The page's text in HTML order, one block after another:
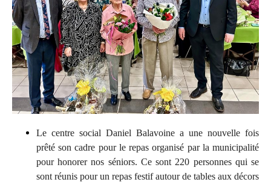
Le centre social Daniel Balavoine a une nouvelle fois
prêté son cadre pour le repas organisé par la municipalité
pour honorer nos séniors. Ce sont 220 personnes qui se
sont réunis pour un repas festif autour de tables aux décors